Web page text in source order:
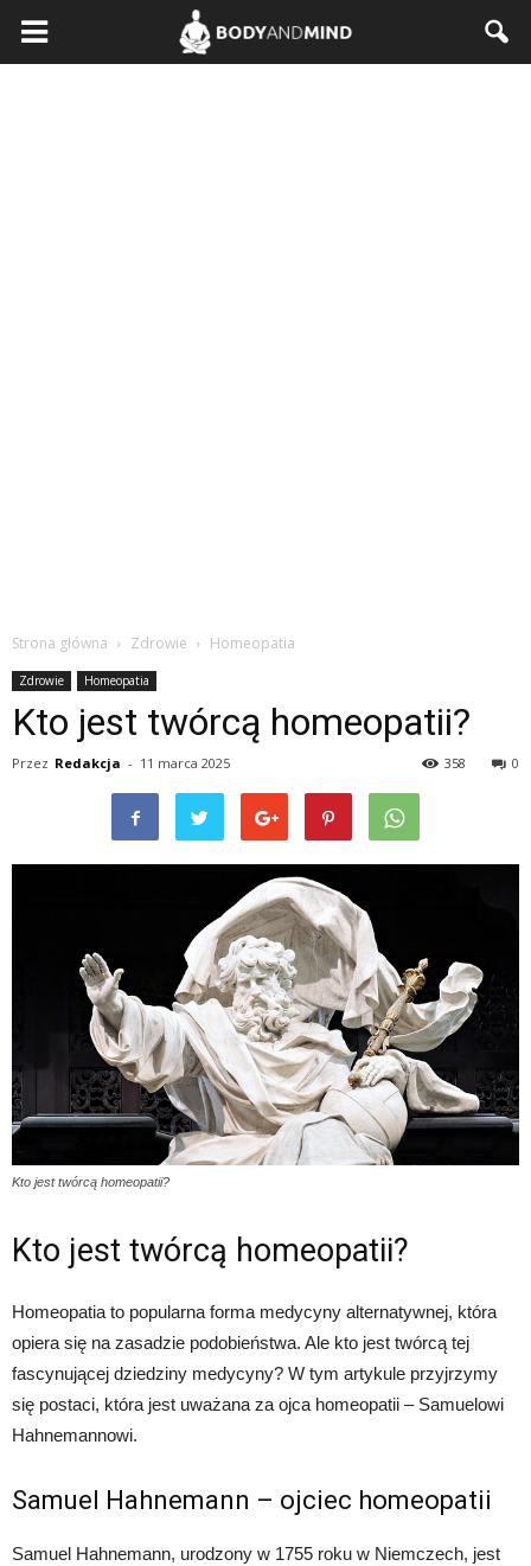
BodyAndMind.pl
Strona główna Zdrowie Homeopatia
Zdrowie Homeopatia
Kto jest twórcą homeopatii?
Przez Redakcja - 11 marca 2025 0
358
Kto jest twórcą homeopatii?
Kto jest twórcą homeopatii?
Homeopatia to popularna forma medycyny alternatywnej, która
opiera się na zasadzie podobieństwa. Ale kto jest twórcą tej
fascynującej dziedziny medycyny? W tym artykule przyjrzymy
się postaci, która jest uważana za ojca homeopatii – Samuelowi
Hahnemannowi.
Samuel Hahnemann – ojciec homeopatii
Samuel Hahnemann, urodzony w 1755 roku w Niemczech, jest